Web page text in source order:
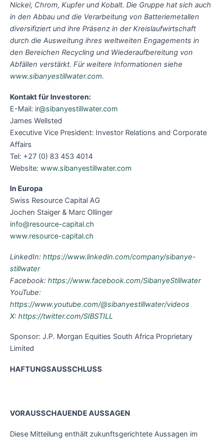
Nickel, Chrom, Kupfer und Kobalt. Die Gruppe hat sich auch
in den Abbau und die Verarbeitung von Batteriemetallen
diversifiziert und ihre Präsenz in der Kreislaufwirtschaft
durch die Ausweitung ihres weltweiten Engagements in
den Bereichen Recycling und Wiederaufbereitung von
Abfällen verstärkt. Für weitere Informationen siehe
www.sibanyestillwater.com.
Kontakt für Investoren:
E-Mail: ir@sibanyestillwater.com
James Wellsted
Executive Vice President: Investor Relations and Corporate
Affairs
Tel: +27 (0) 83 453 4014
Website: www.sibanyestillwater.com
In Europa
Swiss Resource Capital AG
Jochen Staiger & Marc Ollinger
info@resource-capital.ch
www.resource-capital.ch
LinkedIn: https://www.linkedin.com/company/sibanye-
stillwater
Facebook: https://www.facebook.com/SibanyeStillwater
YouTube:
https://www.youtube.com/@sibanyestillwater/videos
X: https://twitter.com/SIBSTILL
Sponsor: J.P. Morgan Equities South Africa Proprietary
Limited
HAFTUNGSAUSSCHLUSS
VORAUSSCHAUENDE AUSSAGEN
Diese Mitteilung enthält zukunftsgerichtete Aussagen im